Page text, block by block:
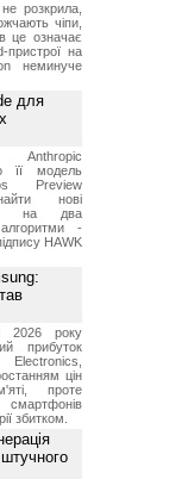
розкрила,
чіпи,
це означає
пристрої на
неминуче
для
її модель
Preview
нові
на два
алгоритми -
HAWK
2026 року
прибуток
цін
проте
збитком.